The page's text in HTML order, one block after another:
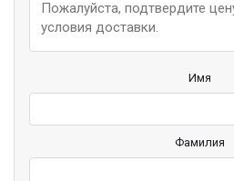
Имя
Фамилия